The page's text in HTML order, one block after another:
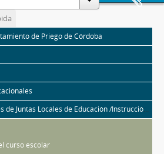
de Priego de Córdoba
Juntas Locales de Educación /Instrucción Pública
curso escolar